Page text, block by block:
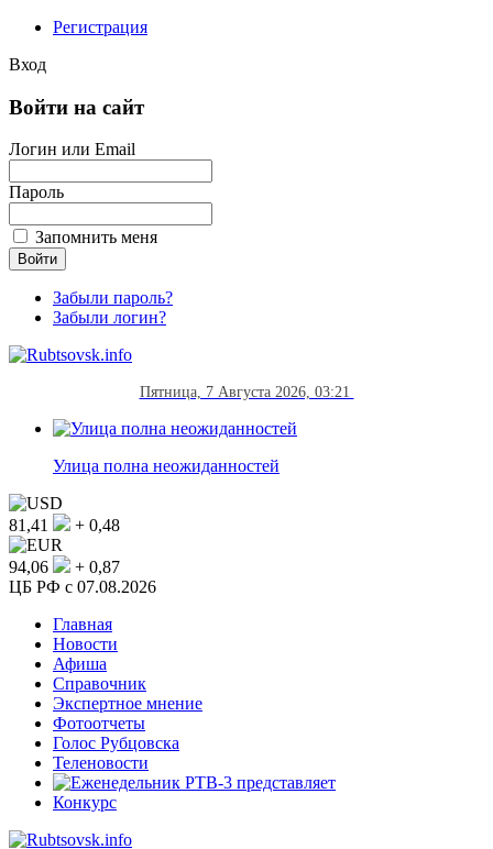
Регистрация
Вход
Войти на сайт
Логин или Email
Пароль
Запомнить меня
Забыли пароль?
Забыли логин?
Пятница, 7 Августа 2026, 03:21
Улица полна неожиданностей
81,41 + 0,48
94,06
+ 0,87
ЦБ РФ c 07.08.2026
Главная
Новости
Афиша
Справочник
Экспертное мнение
Фотоотчеты
Голос Рубцовска
Теленовости
Конкурс